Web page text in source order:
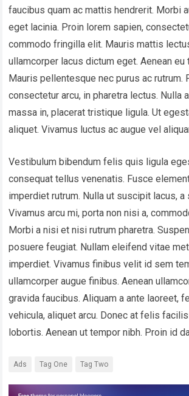
faucibus quam ac mattis hendrerit. Morbi
eget lacinia. Proin lorem sapien,
commodo fringilla elit. Mauris mattis
ullamcorper lacus dictum eget. Aenean eu
Mauris pellentesque nec purus ac rutrum.
consectetur arcu, in pharetra lectus. Nulla
massa in, placerat tristique ligula. Ut
aliquet. Vivamus luctus ac augue vel
Vestibulum bibendum felis quis ligula
consequat tellus venenatis. Fusce
imperdiet rutrum. Nulla ut suscipit lacus,
Vivamus arcu mi, porta non nisi a,
Morbi a nisi et nisi rutrum pharetra.
posuere feugiat. Nullam eleifend vitae
imperdiet. Vivamus finibus velit id sem
ullamcorper augue finibus. Aenean
gravida faucibus. Aliquam a ante laoreet,
vehicula, aliquet arcu. Donec at felis
lobortis. Aenean ut tempor nibh. Proin id
Ads Tag One Tag Two